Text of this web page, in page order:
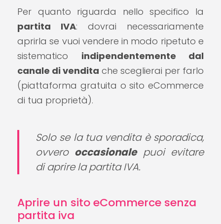
Per quanto riguarda nello specifico la
partita IVA: dovrai necessariamente
aprirla se vuoi vendere in modo ripetuto e
sistematico indipendentemente dal
canale di vendita che sceglierai per farlo
(piattaforma gratuita o sito eCommerce
di tua proprietà).
Solo se la tua vendita è sporadica,
ovvero occasionalepuoi evitare
di aprire la partita IVA.
Aprire un sito eCommerce senza
partita iva